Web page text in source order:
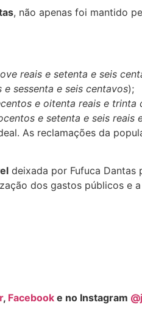
, não apenas foi mantido
reais e setenta e seis
sessenta e seis centavos);
e oitenta reais e trinta
e setenta e seis reais
As reclamações da
deixada por Fufuca
dos gastos públicos
, Facebook e no Instagram